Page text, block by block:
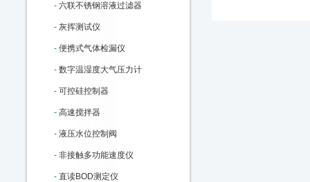
- 六联不锈钢溶液过滤器
- 灰挥测试仪
- 便携式气体检漏仪
- 数字温湿度大气压力计
- 可控硅控制器
- 高速搅拌器
- 液压水位控制阀
- 非接触多功能速度仪
- 直读BOD测定仪